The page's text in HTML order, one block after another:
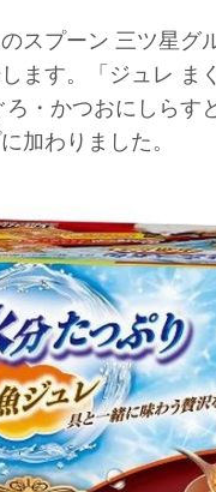
スプーン 三ツ星グ
ます。「ジュレ ま
ろ・かつおにしら
加わりました。